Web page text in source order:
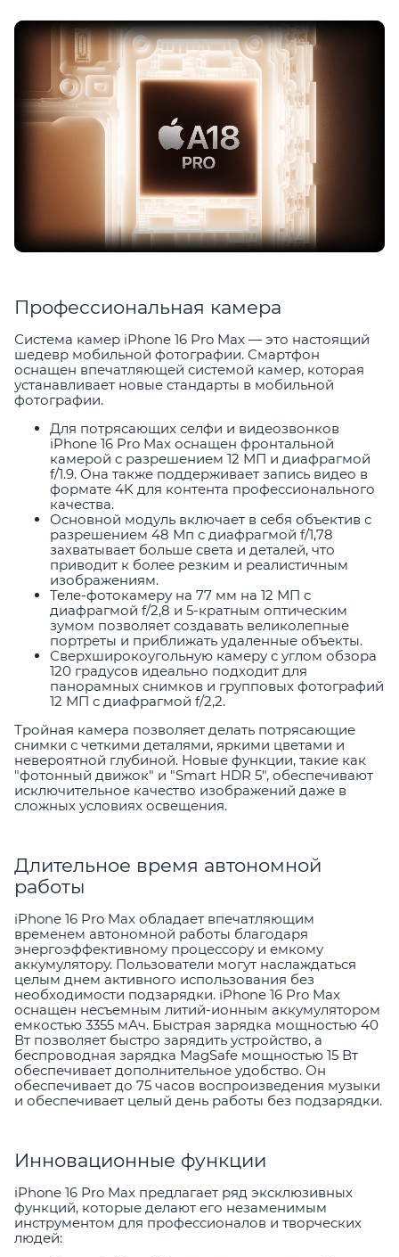
Профессиональная камера
Система камер iPhone 16 Pro Max — это настоящий
шедевр мобильной фотографии. Смартфон
оснащен впечатляющей системой камер, которая
устанавливает новые стандарты в мобильной
фотографии.
Для потрясающих селфи и видеозвонков
iPhone 16 Pro Max оснащен фронтальной
камерой с разрешением 12 МП и диафрагмой
f/1.9. Она также поддерживает запись видео в
формате 4K для контента профессионального
качества.
Основной модуль включает в себя объектив с
разрешением 48 Мп с диафрагмой f/1,78
захватывает больше света и деталей, что
приводит к более резким и реалистичным
изображениям.
Теле-фотокамеру на 77 мм на 12 МП с
диафрагмой f/2,8 и 5-кратным оптическим
зумом позволяет создавать великолепные
портреты и приближать удаленные объекты.
Сверхширокоугольную камеру с углом обзора
120 градусов идеально подходит для
панорамных снимков и групповых фотографий
12 МП с диафрагмой f/2,2.
Тройная камера позволяет делать потрясающие
снимки с четкими деталями, яркими цветами и
невероятной глубиной. Новые функции, такие как
"фотонный движок" и "Smart HDR 5", обеспечивают
исключительное качество изображений даже в
сложных условиях освещения.
Длительное время автономной
работы
iPhone 16 Pro Max обладает впечатляющим
временем автономной работы благодаря
энергоэффективному процессору и емкому
аккумулятору. Пользователи могут наслаждаться
целым днем активного использования без
необходимости подзарядки. iPhone 16 Pro Max
оснащен несъемным литий-ионным аккумулятором
емкостью 3355 мАч. Быстрая зарядка мощностью 40
Вт позволяет быстро зарядить устройство, а
беспроводная зарядка MagSafe мощностью 15 Вт
обеспечивает дополнительное удобство. Он
обеспечивает до 75 часов воспроизведения музыки
и обеспечивает целый день работы без подзарядки.
Инновационные функции
iPhone 16 Pro Max предлагает ряд эксклюзивных
функций, которые делают его незаменимым
инструментом для профессионалов и творческих
людей: